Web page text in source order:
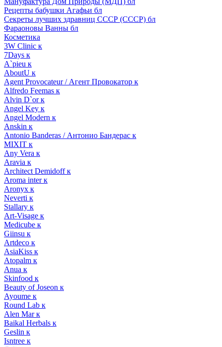
Рецепты бабушки Агафьи бл
Секреты лучших здравниц СССР (СССР) бл
Фараоновы Ванны бл
Косметика
3W Clinic к
7Days к
A`pieu к
AboutU к
Agent Provocateur / Агент Провокатор к
Alfredo Feemas к
Alvin D`or к
Angel Key к
Angel Modern к
Anskin к
Antonio Banderas / Антонио Бандерас к
MIXIT к
Any Vera к
Aravia к
Architect Demidoff к
Aroma inter к
Aronyx к
Neverti к
Stallary к
Art-Visage к
Medicube к
Giinsu к
Artdeco к
AsiaKiss к
Atopalm к
Anua к
Skinfood к
Beauty of Joseon к
Ayoume к
Round Lab к
Alen Mar к
Baikal Herbals к
Geslin к
Isntree к